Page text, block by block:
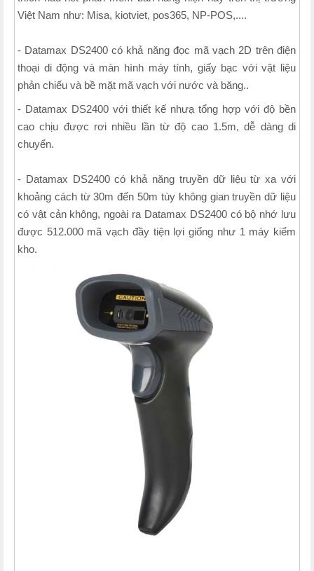
Việt Nam như: Misa, kiotviet, pos365, NP-POS,....
- Datamax DS2400 có khả năng đọc mã vạch 2D trên điện
thoại di động và màn hình máy tính, giấy bạc với vật liệu
phản chiếu và bề mặt mã vạch với nước và băng..
- Datamax DS2400 với thiết kế nhưạ tổng hợp với độ bền
cao chịu được rơi nhiều lần từ độ cao 1.5m, dễ dàng di
chuyển.
- Datamax DS2400 có khả năng truyền dữ liệu từ xa với
khoảng cách từ 30m đến 50m tùy không gian truyền dữ liệu
có vật cản không, ngoài ra Datamax DS2400 có bộ nhớ lưu
được 512.000 mã vạch đầy tiện lợi giống như 1 máy kiểm
kho.